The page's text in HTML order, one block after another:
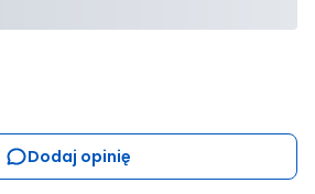
Dodaj opinię